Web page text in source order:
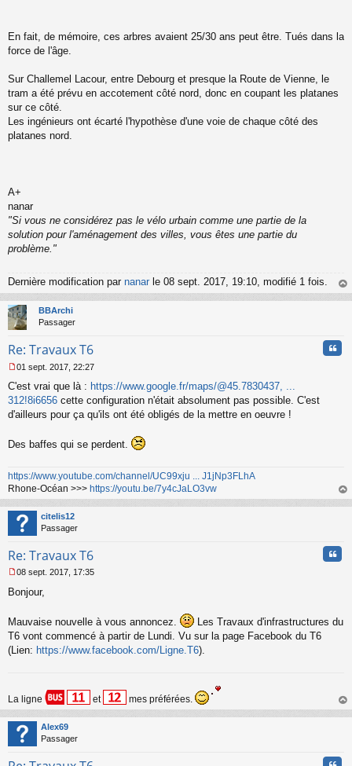
u
En fait, de mémoire, ces arbres avaient 25/30 ans peut être. Tués dans la
force de l'âge.
Sur Challemel Lacour, entre Debourg et presque la Route de Vienne, le
tram a été prévu en accotement côté nord, donc en coupant les platanes
sur ce côté.
Les ingénieurs ont écarté l'hypothèse d'une voie de chaque côté des
platanes nord.
A+
nanar
"Si vous ne considérez pas le vélo urbain comme une partie de la
solution pour l'aménagement des villes, vous êtes une partie du
problème."
Dernière modification par nanar le 08 sept. 2017, 19:10, modifié 1 fois.
au
BBArchi
Passager
Re: Travaux T6
e
s
s
e
n
u
01 sept. 2017, 22:27
C'est vrai que là : https://www.google.fr/maps/@45.7830437, ...
312!8i6656 cette configuration n'était absolument pas possible. C'est
d'ailleurs pour ça qu'ils ont été obligés de la mettre en oeuvre !
Des baffes qui se perdent.
https://www.youtube.com/channel/UC99xju ... J1jNp3FLhA
Rhone-Océan >>> https://youtu.be/7y4cJaLO3vw
au
citelis12
Passager
Re: Travaux T6
e
a
g
e
l
u
08 sept. 2017, 17:35
Bonjour,
Mauvaise nouvelle à vous annoncez.
Les Travaux d'infrastructures du
T6 vont commencé à partir de Lundi. Vu sur la page Facebook du T6
(Lien: https://www.facebook.com/Ligne.T6).
La ligne et mes préférées.
au
Alex69
Passager